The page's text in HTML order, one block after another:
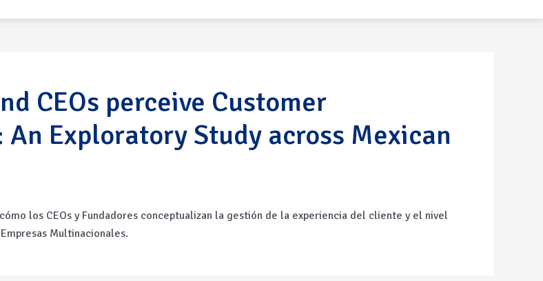
CEOs perceive Customer
Exploratory Study across Mexican
los CEOs y Fundadores conceptualizan la gestión de la experiencia del cliente y el nivel
Multinacionales.